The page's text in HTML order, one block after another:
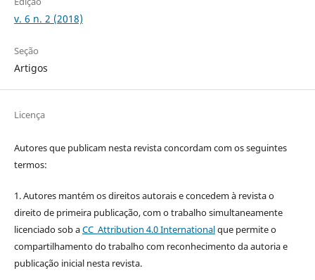
v. 6 n. 2 (2018)
Seção
Artigos
Licença
Autores que publicam nesta revista concordam com os seguintes
termos:
1. Autores mantém os direitos autorais e concedem à revista o
direito de primeira publicação, com o trabalho simultaneamente
licenciado sob aCC Attribution 4.0 Internationalque permite o
compartilhamento do trabalho com reconhecimento da autoria e
publicação inicial nesta revista.